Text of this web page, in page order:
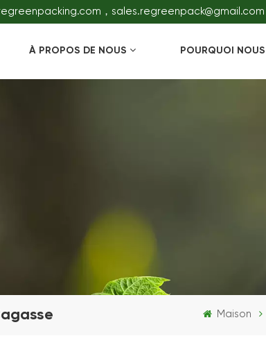
，sales.regreenpack@gmail.com
À PROPOS DE NOUS POURQUOI NOUS
Maison